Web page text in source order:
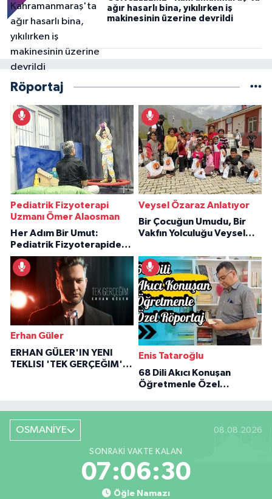
ağır hasarlı bina, yıkılırken iş
makinesinin üzerine devrildi
Röportaj
Pediatrik Fizyoterapi
Uzmanı Ömer Alaosman
Her Adım Bir Umut:
Pediatrik Fizyoterapiden
İlham Veren Hikâyeler
Veysel Özaraz Anlatıyor
Bir Çocuğun Umudu, Bir
Vakfın Yolculuğu Veysel
Erhan Güler
ERHAN GÜLER'IN YENI
TEKLISI 'TEK GERÇEĞIM'LE
Enis Tataroğlu
68 Dili Akıcı Konuşan
Öğretmenle Özel
OSMANİYE 08.08.2026
SONRAKI VAKTE KALAN
07:06:29
Öğle Namazı